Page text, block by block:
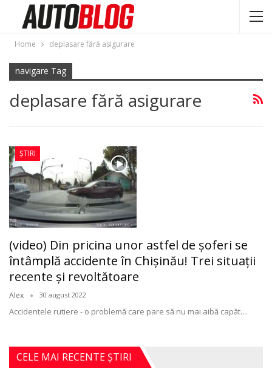
Home deplasare fără asigurare
navigare Tag
deplasare fără asigurare
ȘTIRI
(video) Din pricina unor astfel de şoferi se
întâmplă accidente în Chişinău! Trei situaţii
recente şi revoltătoare
Alex 30 august 2022
Accidentele rutiere - o problemă care pare să nu mai aibă capăt…
CELE MAI RECENTE ȘTIRI